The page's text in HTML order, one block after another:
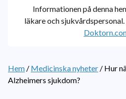
Informationen på denna
läkare och
Hem / Medicinska nyheter / Hur
Alzheimers sjukdom?